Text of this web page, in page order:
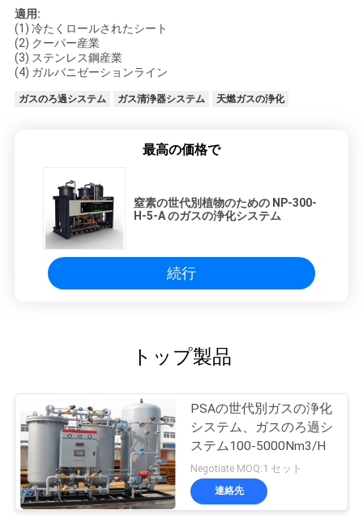
ー
ポ
リ
適用:
(1) 冷たくロールされたシート
(2) クーパー産業
(3) ステンレス鋼産業
(4) ガルバニゼーションライン
ガスのろ過システム ガス清浄器システム 天燃ガスの浄化
最高の価格で
窒素の世代別植物のための NP-300-
H-5-A のガスの浄化システム
続行
トップ製品
PSAの世代別ガスの浄化
システム、ガスのろ過シ
ステム100-5000Nm3/H
Negotiate MOQ:1 セット
連絡先